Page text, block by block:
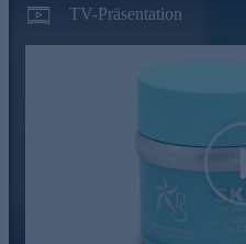
TV-Präsentation